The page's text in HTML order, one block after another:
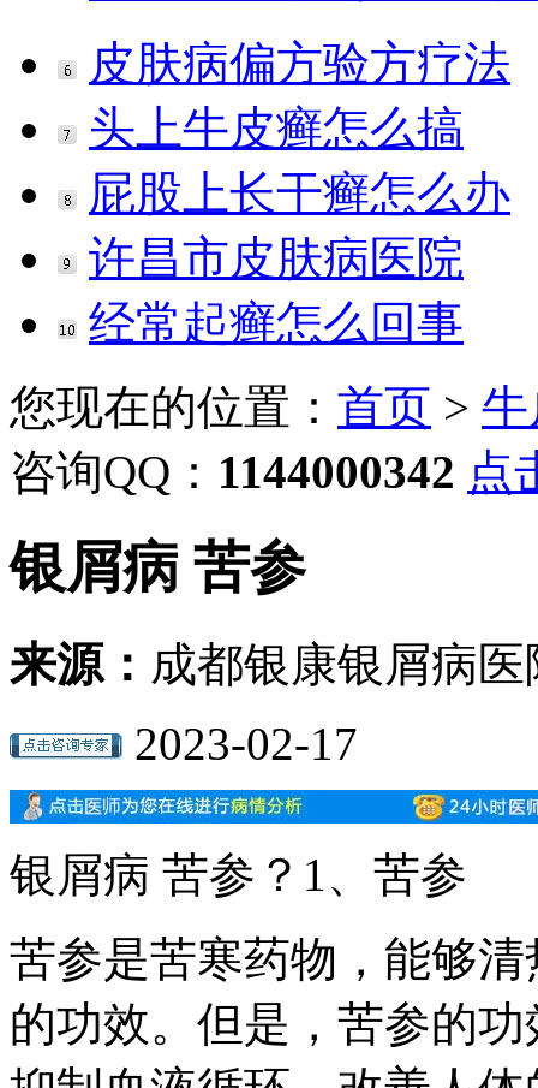
皮肤病偏方验方疗法
头上牛皮癣怎么搞
屁股上长干癣怎么办
许昌市皮肤病医院
经常起癣怎么回事
您现在的位置： 首页 >
咨询QQ： 1144000342 点
银屑病 苦参
来源： 成都银康银屑病医
2023-02-17
银屑病 苦参？1、苦参
苦参是苦寒药物，能够
的功效。但是，苦参的